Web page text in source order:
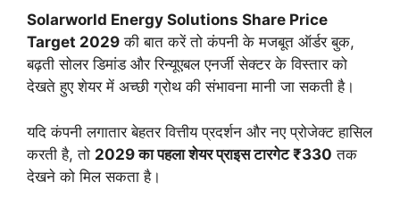
Solarworld Energy Solutions Share Price
Target 2029 की बात करें तो कंपनी के मजबूत ऑर्डर बुक,
बढ़ती सोलर डिमांड और रिन्यूएबल एनर्जी सेक्टर के विस्तार को
देखते हुए शेयर में अच्छी ग्रोथ की संभावना मानी जा सकती है।
यदि कंपनी लगातार बेहतर वित्तीय प्रदर्शन और नए प्रोजेक्ट हासिल
करती है, तो 2029 का पहला शेयर प्राइस टारगेट ₹330 तक
देखने को मिल सकता है।